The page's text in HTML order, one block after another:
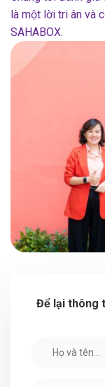
là một lời tri ân và
SAHABOX.
Để lại thông